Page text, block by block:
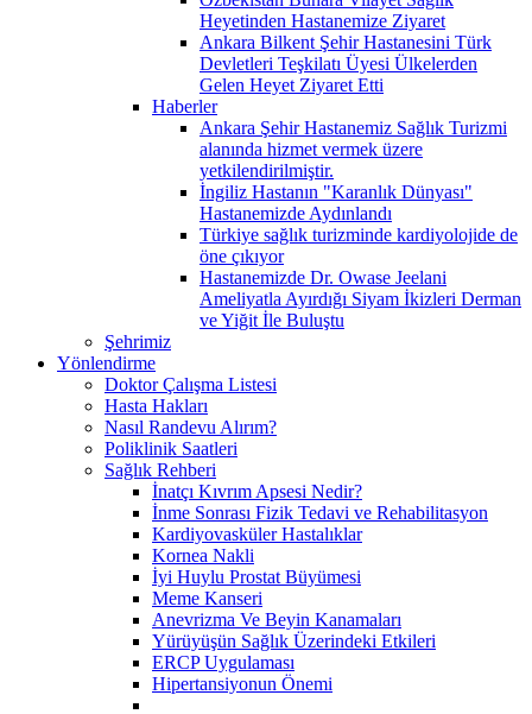
Heyetinden Hastanemize Ziyaret
Ankara Bilkent Şehir Hastanesini Türk
Devletleri Teşkilatı Üyesi Ülkelerden
Gelen Heyet Ziyaret Etti
Haberler
Ankara Şehir Hastanemiz Sağlık Turizmi
alanında hizmet vermek üzere
yetkilendirilmiştir.
İngiliz Hastanın "Karanlık Dünyası"
Hastanemizde Aydınlandı
Türkiye sağlık turizminde kardiyolojide de
öne çıkıyor
Hastanemizde Dr. Owase Jeelani
Ameliyatla Ayırdığı Siyam İkizleri Derman
ve Yiğit İle Buluştu
Şehrimiz
Yönlendirme
Doktor Çalışma Listesi
Hasta Hakları
Nasıl Randevu Alırım?
Poliklinik Saatleri
Sağlık Rehberi
İnatçı Kıvrım Apsesi Nedir?
İnme Sonrası Fizik Tedavi ve Rehabilitasyon
Kardiyovasküler Hastalıklar
Kornea Nakli
İyi Huylu Prostat Büyümesi
Meme Kanseri
Anevrizma Ve Beyin Kanamaları
Yürüyüşün Sağlık Üzerindeki Etkileri
ERCP Uygulaması
Hipertansiyonun Önemi